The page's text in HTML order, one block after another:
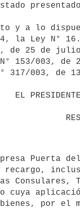
y a lo
la Ley N°
de 25 de
153/003,
317/003, de
Consulares,
cuya
por el